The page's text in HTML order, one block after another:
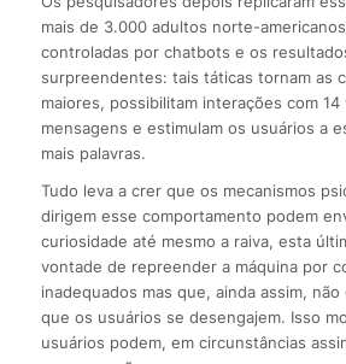
mais de 3.000 adultos norte-
controladas por chatbots e os
surpreendentes: tais táticas tornam as
maiores, possibilitam interações com 14
mensagens e estimulam os usuários a
mais palavras.
Tudo leva a crer que os mecanismos
dirigem esse comportamento podem
curiosidade até mesmo a raiva, esta
vontade de repreender a máquina por
inadequados mas que, ainda assim,
que os usuários se desengajem. Isso
usuários podem, em circunstâncias